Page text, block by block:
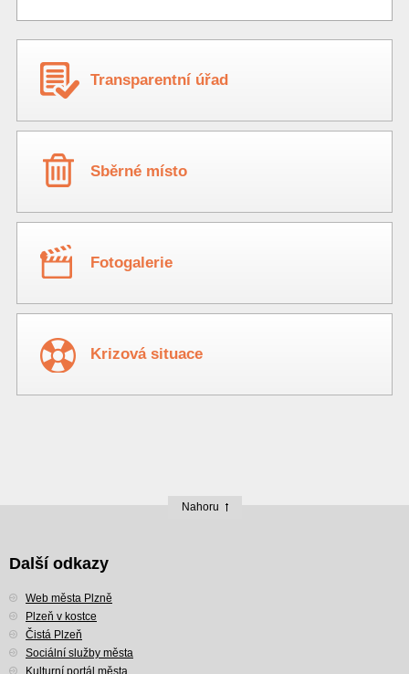
Transparentní úřad
Sběrné místo
Fotogalerie
Krizová situace
Nahoru
Další odkazy
Web města Plzně
Plzeň v kostce
Čistá Plzeň
Sociální služby města
Kulturní portál města